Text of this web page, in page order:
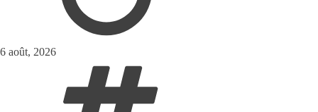
6 août, 2026